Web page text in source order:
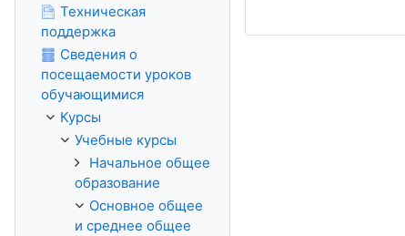
Техническая
поддержка
Сведения о
посещаемости уроков
обучающимися
Курсы
Учебные курсы
Начальное общее
образование
Основное общее
и среднее общее